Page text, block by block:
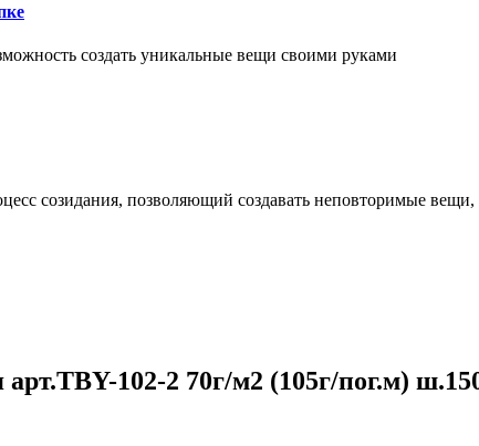
создать уникальные вещи своими руками
созидания, позволяющий создавать неповторимые
102-2 70г/м2 (105г/пог.м)